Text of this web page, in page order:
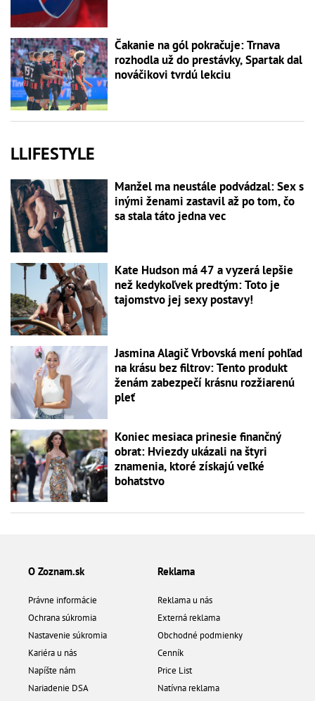
Čakanie na gól pokračuje: Trnava
rozhodla už do prestávky, Spartak dal
nováčikovi tvrdú lekciu
LLIFESTYLE
Manžel ma neustále podvádzal: Sex s
inými ženami zastavil až po tom, čo
sa stala táto jedna vec
Kate Hudson má 47 a vyzerá lepšie
než kedykoľvek predtým: Toto je
tajomstvo jej sexy postavy!
Jasmina Alagič Vrbovská mení pohľad
na krásu bez filtrov: Tento produkt
ženám zabezpečí krásnu rozžiarenú
pleť
Koniec mesiaca prinesie finančný
obrat: Hviezdy ukázali na štyri
znamenia, ktoré získajú veľké
bohatstvo
O Zoznam.sk
Právne informácie
Ochrana súkromia
Nastavenie súkromia
Kariéra u nás
Napíšte nám
Nariadenie DSA
Reklama
Reklama u nás
Externá reklama
Obchodné podmienky
Cenník
Price List
Natívna reklama